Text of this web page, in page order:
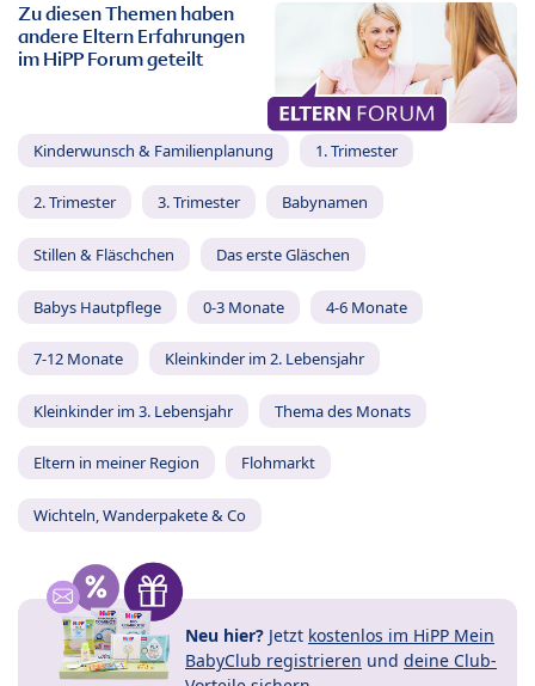
Zu diesen Themen haben
andere Eltern Erfahrungen
im HiPP Forum geteilt
Kinderwunsch & Familienplanung 1. Trimester
2. Trimester 3. Trimester Babynamen
Stillen & Fläschchen Das erste Gläschen
Babys Hautpflege 0-3 Monate 4-6 Monate
7-12 Monate Kleinkinder im 2. Lebensjahr
Kleinkinder im 3. Lebensjahr Thema des Monats
Eltern in meiner Region Flohmarkt
Wichteln, Wanderpakete & Co
Neu hier? Jetzt kostenlos im HiPP Mein
BabyClub registrieren und deine Club-